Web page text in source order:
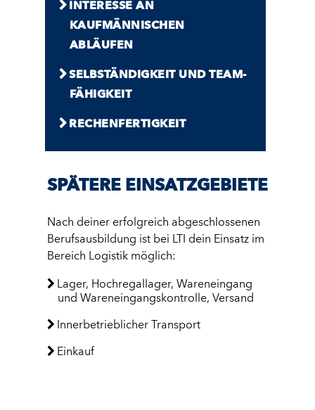
INTERESSE AN
KAUFMÄNNISCHEN
ABLÄUFEN
SELBSTÄNDIGKEIT UND TEAM­
FÄHIGKEIT
RECHEN­FERTIGKEIT
SPÄTERE EINSATZGEBIETE
Nach deiner erfolgreich abgeschlossenen
Berufsausbildung ist bei LTI dein Einsatz im
Bereich Logistik möglich:
Lager, Hochregallager, Wareneingang
und Wareneingangskontrolle, Versand
Innerbetrieblicher Transport
Einkauf